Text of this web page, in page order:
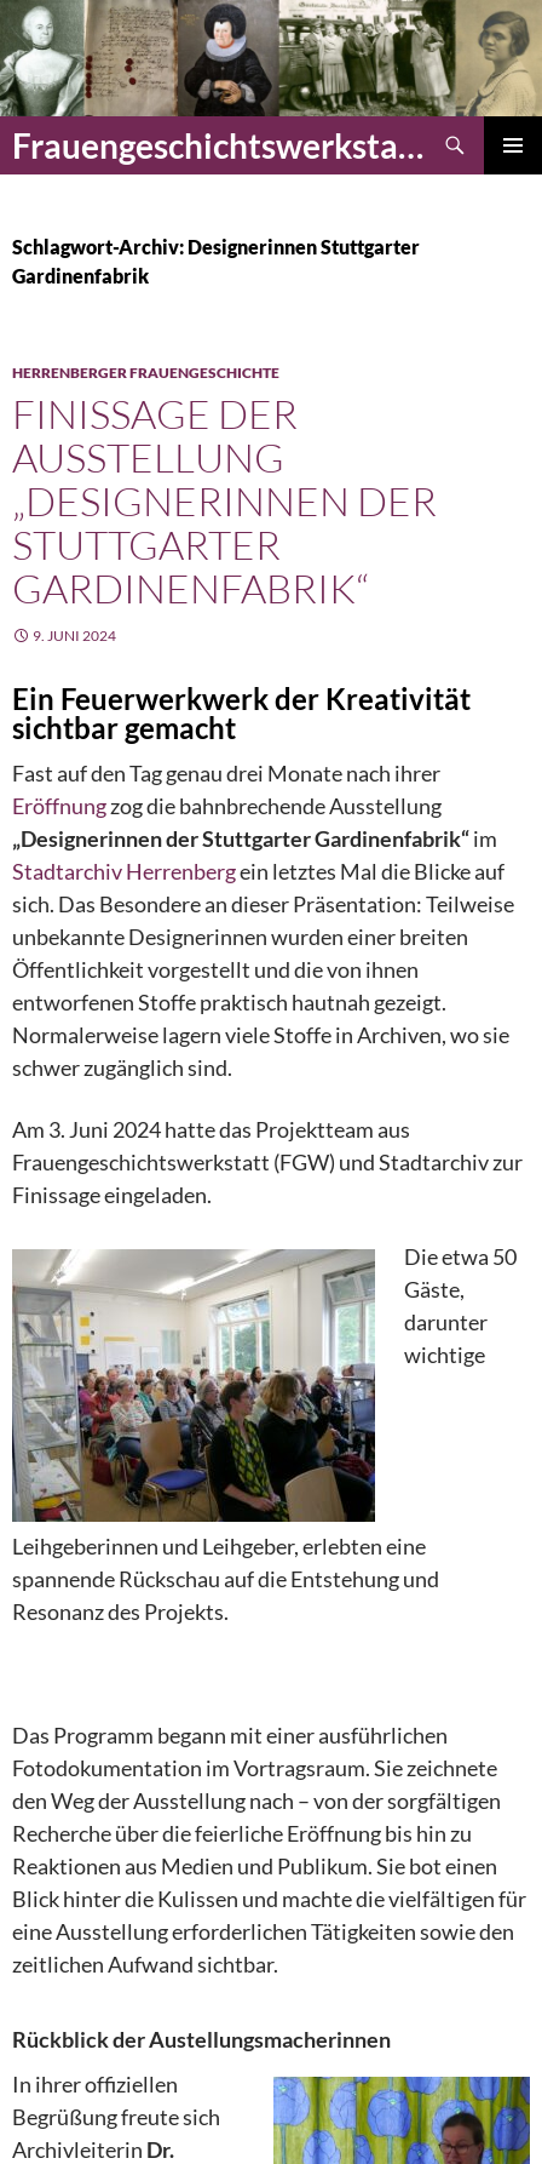
Zum
Inhalt
springen
Frauengeschichtswerkstatt Herrenberg
Suchen
Schlagwort-Archiv: Designerinnen Stuttgarter
Gardinenfabrik
HERRENBERGER FRAUENGESCHICHTE
FINISSAGE DER
AUSSTELLUNG
„DESIGNERINNEN DER
STUTTGARTER
GARDINENFABRIK“
9. JUNI 2024
Ein Feuerwerkwerk der Kreativität
sichtbar gemacht
Fast auf den Tag genau drei Monate nach ihrer
Eröffnungzog die bahnbrechende Ausstellung
„Designerinnen der Stuttgarter Gardinenfabrik“im
Stadtarchiv Herrenbergein letztes Mal die Blicke auf
sich. Das Besondere an dieser Präsentation: Teilweise
unbekannte Designerinnen wurden einer breiten
Öffentlichkeit vorgestellt und die von ihnen
entworfenen Stoffe praktisch hautnah gezeigt.
Normalerweise lagern viele Stoffe in Archiven, wo sie
schwer zugänglich sind.
Am 3. Juni 2024 hatte das Projektteam aus
Frauengeschichtswerkstatt (FGW) und Stadtarchiv zur
Finissage eingeladen.
Die etwa 50
Gäste,
darunter
wichtige
Leihgeberinnen und Leihgeber, erlebten eine
spannende Rückschau auf die Entstehung und
Resonanz des Projekts.
Das Programm begann mit einer ausführlichen
Fotodokumentation im Vortragsraum. Sie zeichnete
den Weg der Ausstellung nach – von der sorgfältigen
Recherche über die feierliche Eröffnung bis hin zu
Reaktionen aus Medien und Publikum. Sie bot einen
Blick hinter die Kulissen und machte die vielfältigen für
eine Ausstellung erforderlichen Tätigkeiten sowie den
zeitlichen Aufwand sichtbar.
Rückblick der Austellungsmacherinnen
In ihrer offiziellen
Begrüßung freute sich
Archivleiterin Dr.